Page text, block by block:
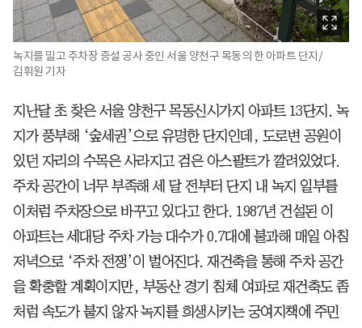
녹지를 밀고 주차장 증설 공사 중인 서울 양천구 목동의 한 아파트 단지/
김휘원 기자
지난달 초 찾은 서울 양천구 목동신시가지 아파트 13단지. 녹
지가 풍부해 ‘숲세권’으로 유명한 단지인데, 도로변 공원이
있던 자리의 수목은 사라지고 검은 아스팔트가 깔려있었다.
주차 공간이 너무 부족해 세 달 전부터 단지 내 녹지 일부를
이처럼 주차장으로 바꾸고 있다고 한다. 1987년 건설된 이
아파트는 세대당 주차 가능 대수가 0.7대에 불과해 매일 아침
저녁으로 ‘주차 전쟁’이 벌어진다. 재건축을 통해 주차 공간
을 확충할 계획이지만, 부동산 경기 침체 여파로 재건축도 좀
처럼 속도가 붙지 않자 녹지를 희생시키는 궁여지책에 주민